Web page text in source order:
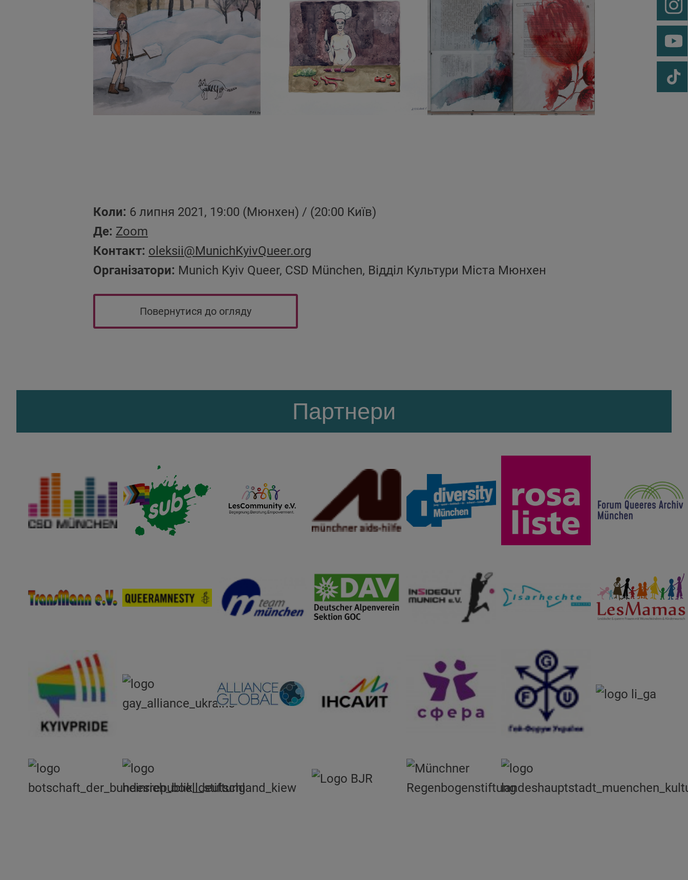
Коли: 6 липня 2021, 19:00 (Мюнхен) / (20:00 Київ)
Де: Zoom
Контакт: oleksii@MunichKyivQueer.org
Організатори: Munich Kyiv Queer, CSD München, Відділ Культури Міста Мюнхен
Повернутися до огляду
Партнери